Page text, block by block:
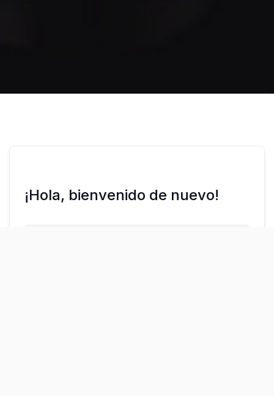
¡Hola, bienvenido de nuevo!